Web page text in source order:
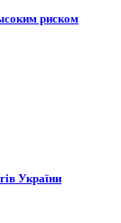
риском
України